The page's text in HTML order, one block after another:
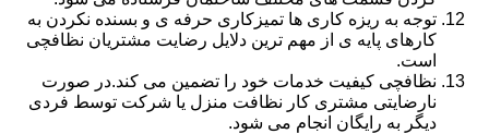
توجه به ریزه کاری ها تمیزکاری حرفه ی و بسنده نکردن به
کارهای پایه ی از مهم ترین دلایل رضایت مشتریان نظافچی
است.
نظافچی کیفیت خدمات خود را تضمین می کند.در صورت
نارضایتی مشتری کار نظافت منزل یا شرکت توسط فردی
دیگر به رایگان انجام می شود.